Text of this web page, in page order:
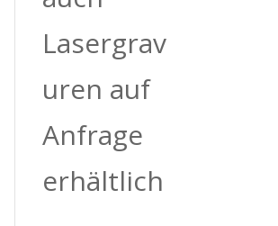
Lasergrav
uren auf
Anfrage
erhältlich